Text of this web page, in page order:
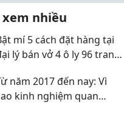
nghề.
nhiều
mí 5 cách đặt hàng tại
lý bán vở 4 ô ly 96 trang
năm 2017 đến nay: Vì
kinh nghiệm quan